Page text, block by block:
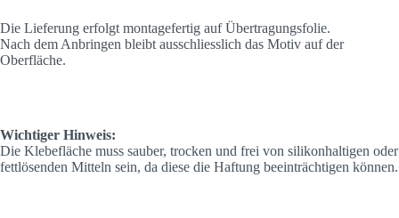
Die Lieferung erfolgt montagefertig auf Übertragungsfolie.
Nach dem Anbringen bleibt ausschliesslich das Motiv auf der
Oberfläche.
Wichtiger Hinweis:
Die Klebefläche muss sauber, trocken und frei von silikonhaltigen oder
fettlösenden Mitteln sein, da diese die Haftung beeinträchtigen können.